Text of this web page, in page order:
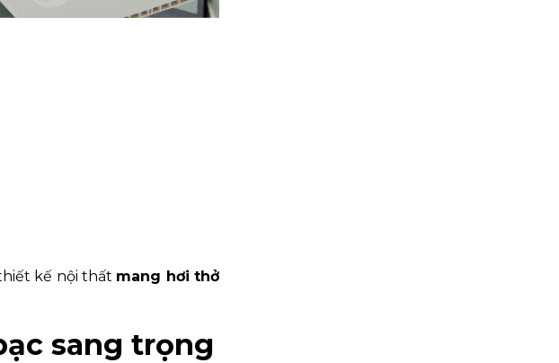
kế nội thất mang hơi thở
sang trọng